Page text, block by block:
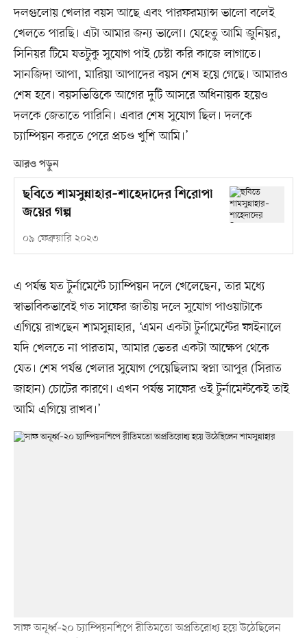
দলগুলোয় খেলার বয়স আছে এবং পারফর‍ম্যান্স ভালো বলেই
খেলতে পারছি। এটা আমার জন্য ভালো। যেহেতু আমি জুনিয়র,
সিনিয়র টিমে যতটুকু সুযোগ পাই চেষ্টা করি কাজে লাগাতে।
সানজিদা আপা, মারিয়া আপাদের বয়স শেষ হয়ে গেছে। আমারও
শেষ হবে। বয়সভিত্তিকে আগের দুটি আসরে অধিনায়ক হয়েও
দলকে জেতাতে পারিনি। এবার শেষ সুযোগ ছিল। দলকে
চ্যাম্পিয়ন করতে পেরে প্রচণ্ড খুশি আমি।’
আরও পড়ুন
ছবিতে শামসুন্নাহার–শাহেদাদের শিরোপা
জয়ের গল্প
০৯ ফেব্রুয়ারি ২০২৩
এ পর্যন্ত যত টুর্নামেন্টে চ্যাম্পিয়ন দলে খেলেছেন, তার মধ্যে
স্বাভাবিকভাবেই গত সাফের জাতীয় দলে সুযোগ পাওয়াটাকে
এগিয়ে রাখছেন শামসুন্নাহার, ‘এমন একটা টুর্নামেন্টের ফাইনালে
যদি খেলতে না পারতাম, আমার ভেতর একটা আক্ষেপ থেকে
যেত। শেষ পর্যন্ত খেলার সুযোগ পেয়েছিলাম স্বপ্না আপুর (সিরাত
জাহান) চোটের কারণে। এখন পর্যন্ত সাফের ওই টুর্নামেন্টকেই তাই
আমি এগিয়ে রাখব।’
সাফ অনূর্ধ্ব–২০ চ্যাম্পিয়নশিপে রীতিমতো অপ্রতিরোধ্য হয়ে উঠেছিলেন